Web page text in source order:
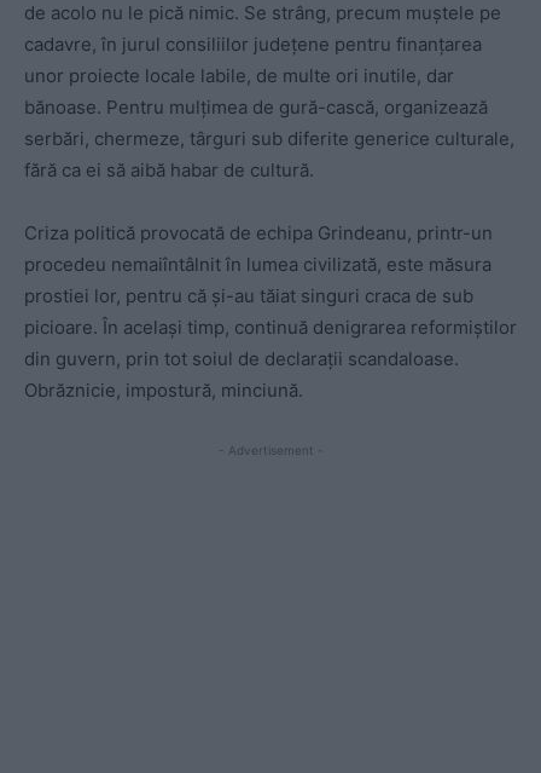
de acolo nu le pică nimic. Se strâng, precum muștele pe
cadavre, în jurul consiliilor județene pentru finanțarea
unor proiecte locale labile, de multe ori inutile, dar
bănoase. Pentru mulțimea de gură-cască, organizează
serbări, chermeze, târguri sub diferite generice culturale,
fără ca ei să aibă habar de cultură.
Criza politică provocată de echipa Grindeanu, printr-un
procedeu nemaiîntâlnit în lumea civilizată, este măsura
prostiei lor, pentru că și-au tăiat singuri craca de sub
picioare. În același timp, continuă denigrarea reformiștilor
din guvern, prin tot soiul de declarații scandaloase.
Obrăznicie, impostură, minciună.
- Advertisement -